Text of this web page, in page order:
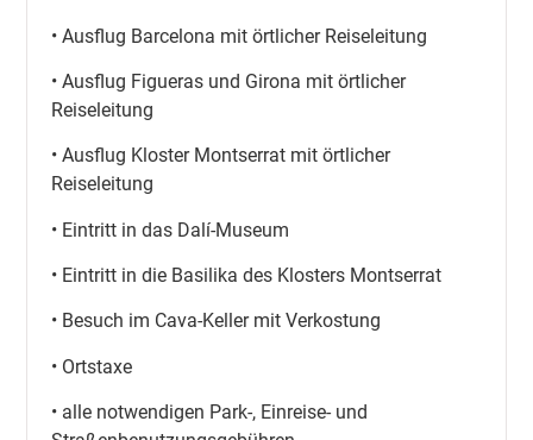
• Ausflug Barcelona mit örtlicher Reiseleitung
• Ausflug Figueras und Girona mit örtlicher
Reiseleitung
• Ausflug Kloster Montserrat mit örtlicher
Reiseleitung
• Eintritt in das Dalí-Museum
• Eintritt in die Basilika des Klosters Montserrat
• Besuch im Cava-Keller mit Verkostung
• Ortstaxe
• alle notwendigen Park-, Einreise- und